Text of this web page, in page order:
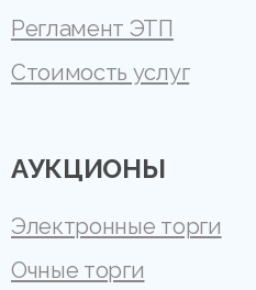
Регламент ЭТП
Стоимость услуг
АУКЦИОНЫ
Электронные торги
Очные торги